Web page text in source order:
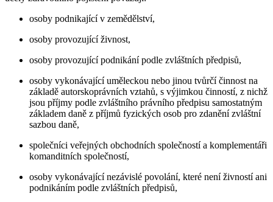
osoby podnikající v zemědělství,
osoby provozující živnost,
osoby provozující podnikání podle zvláštních předpisů,
osoby vykonávající uměleckou nebo jinou tvůrčí činnost na
základě autorskoprávních vztahů, s výjimkou činností, z nichž
jsou příjmy podle zvláštního právního předpisu samostatným
základem daně z příjmů fyzických osob pro zdanění zvláštní
sazbou daně,
společníci veřejných obchodních společností a komplementáři
komanditních společností,
osoby vykonávající nezávislé povolání, které není živností ani
podnikáním podle zvláštních předpisů,